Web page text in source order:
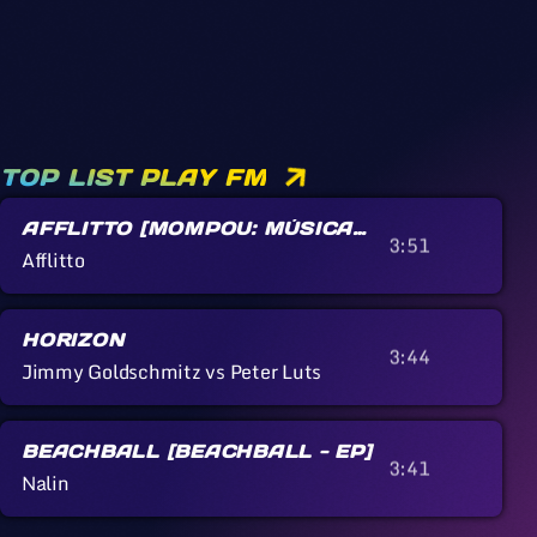
TOP LIST PLAY FM
AFFLITTO [MOMPOU: MÚSICA
CALLADA]
Afflitto 3:51
HORIZON
Jimmy Goldschmitz vs Peter Luts 3:44
BEACHBALL [BEACHBALL - EP]
Nalin 3:41